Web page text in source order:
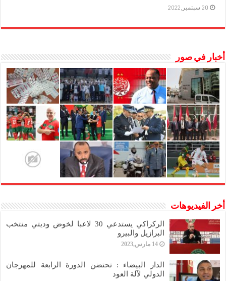
20 سبتمبر,2022
أخبار في صور
أخر الفيديوهات
الركراكي يستدعي 30 لاعبا لخوض وديتي منتخب
البرازيل والبيرو
14 مارس,2023
الدار البيضاء : تحتضن الدورة الرابعة للمهرجان
الدولي لآلة العود